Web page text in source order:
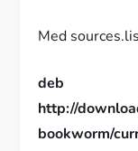
Med
deb
http://
bookworm/